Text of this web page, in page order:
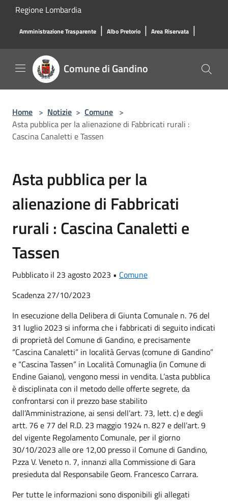
Salta al contenuto principale
Regione Lombardia
Amministrazione Trasparente | Albo Pretorio | Area Riservata |
Comune di Gandino
Home > Notizie > Comune >
Asta pubblica per la alienazione di Fabbricati rurali :
Cascina Canaletti e Tassen
Asta pubblica per la
alienazione di Fabbricati
rurali : Cascina Canaletti e
Tassen
Pubblicato il 23 agosto 2023 • Comune
Scadenza 27/10/2023
In esecuzione della Delibera di Giunta Comunale n. 76 del
31 luglio 2023 si informa che i fabbricati di seguito indicati
di proprietà del Comune di Gandino, e precisamente
“Cascina Canaletti” in località Gervas (comune di Gandino”
e “Cascina Tassen” in Località Comunaglia (in Comune di
Endine Gaiano), vengono messi in vendita. L’asta pubblica
è disciplinata con il metodo delle offerte segrete, da
confrontarsi con il prezzo base stabilito
dall’Amministrazione, ai sensi dell’art. 73, lett. c) e degli
artt. 76 e 77 del R.D. 23 maggio 1924 n. 827 e dell’art. 9
del vigente Regolamento Comunale, per il giorno
30/10/2023 alle ore 12,00 presso il Comune di Gandino,
P.zza V. Veneto n. 7, innanzi alla Commissione di Gara
presieduta dal Responsabile Geom. Francesco Carrara.
Per tutte le informazioni sono disponibili gli allegati